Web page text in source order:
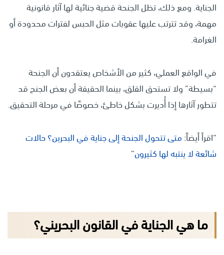
الجناية. ومع ذلك، تظل الجنحة قضية جنائية لها آثار قانونية
مهمة، وقد تترتب عليها عقوبات مثل الحبس لفترات محدودة أو
الغرامة.
في الواقع العملي، كثير من الأشخاص يعتقدون أن الجنحة
“بسيطة” ولا تستحق القلق، بينما الحقيقة أن بعض الجنح قد
تتطور آثارها إذا أُديرت بشكل خاطئ، خصوصًا في مرحلة التحقيق.
“اقرأ أيضاً: متى تتحول الجنحة إلى جناية في البحرين؟ حالات
شائعة لا ينتبه لها كثيرون”
ما هي الجناية في القانون البحريني؟